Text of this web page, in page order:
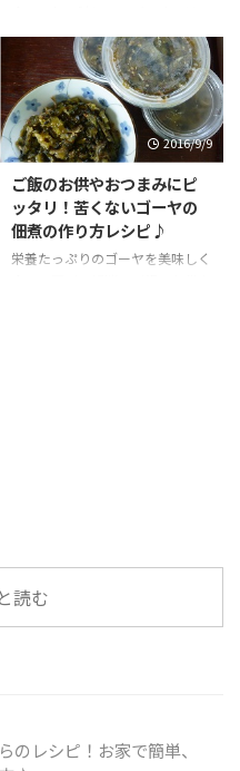
めんつゆだけでOK！火も使わず
簡単なのに激ウマ！おつまみにも
♪
2016/9/9
ご飯のお供やおつまみにピ
ッタリ！苦くないゴーヤの
佃煮の作り方レシピ♪
栄養たっぷりのゴーヤを美味しく
読む
のレシピ！お家で簡単、